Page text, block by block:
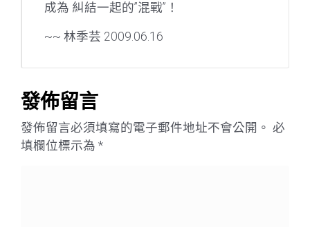
成為 糾結一起的”混戰”！
~~ 林季芸 2009.06.16
發佈留言
發佈留言必須填寫的電子郵件地址不會公開。 必
填欄位標示為 *